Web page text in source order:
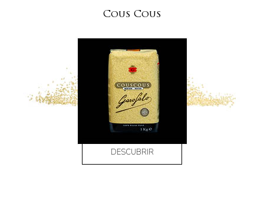
Cous Cous
DESCUBRIR